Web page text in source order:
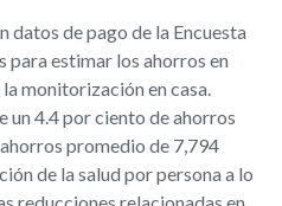
de pago de la Encuesta
para estimar los ahorros en
monitorización en casa.
un 4.4 por ciento de ahorros
promedio de 7,794
de la salud por persona a lo
reducciones relacionadas en